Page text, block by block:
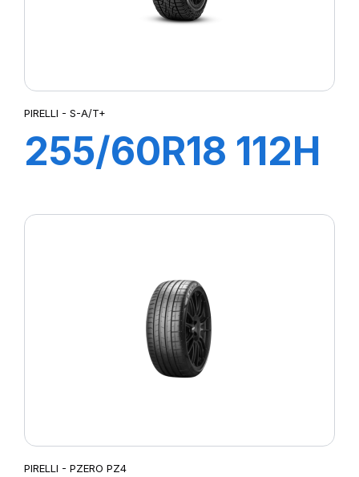
PIRELLI - S-A/T+
255/60R18 112H
PIRELLI - PZERO PZ4